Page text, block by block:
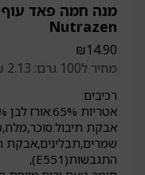
מנה חמה פאד עוף
Nutrazen
₪14.90
מחיר ל100 גרם: 2.13 ₪
רכיבים:
אטריות 65%:אורז לבן 83%,עמילן טפיוקה
אבקת
התגבשות(E551),